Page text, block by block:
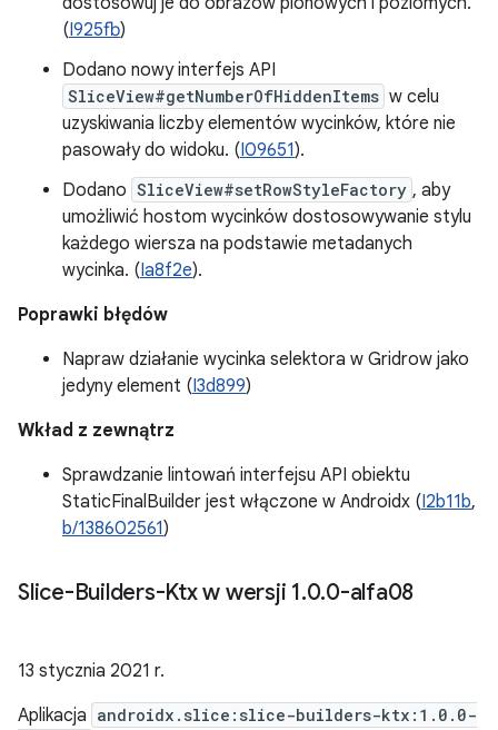
(I925fb)
Dodano nowy interfejs API
SliceView#getNumberOfHiddenItems w celu
uzyskiwania liczby elementów wycinków, które nie
pasowały do widoku. (I09651).
Dodano SliceView#setRowStyleFactory , aby
umożliwić hostom wycinków dostosowywanie stylu
każdego wiersza na podstawie metadanych
wycinka. (Ia8f2e).
Poprawki błędów
Napraw działanie wycinka selektora w Gridrow jako
jedyny element (I3d899)
Wkład z zewnątrz
Sprawdzanie lintowań interfejsu API obiektu
StaticFinalBuilder jest włączone w Androidx (I2b11b,
b/138602561)
Slice-Builders-Ktx w wersji 1.0.0-alfa08
13 stycznia 2021 r.
Aplikacja androidx.slice:slice-builders-ktx:1.0.0-